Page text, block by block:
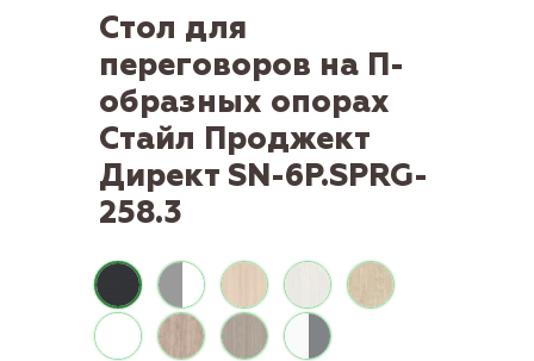
Стол для
переговоров на П-
образных опорах
Стайл Проджект
Директ SN-6P.SPRG-
258.3